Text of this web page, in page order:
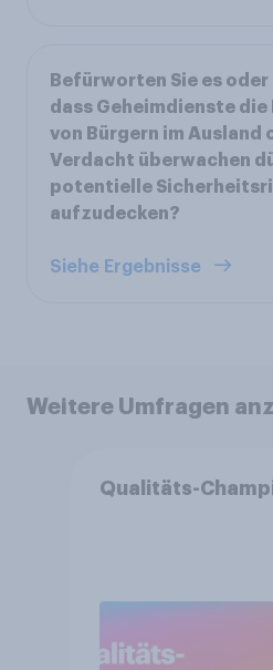
Befürworten Sie es oder
dass Geheimdienste
von Bürgern im Ausland
Verdacht überwachen
potentielle
aufzudecken?
Siehe Ergebnisse
Weitere Umfragen
Qualitäts-